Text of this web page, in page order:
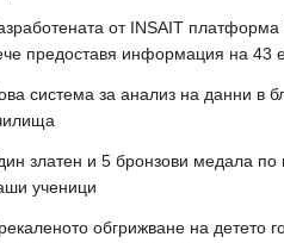
от INSAIT платформа
предоставя информация на 43
система за анализ на данни в
златен и 5 бронзови медала по
ученици
обгрижване на детето